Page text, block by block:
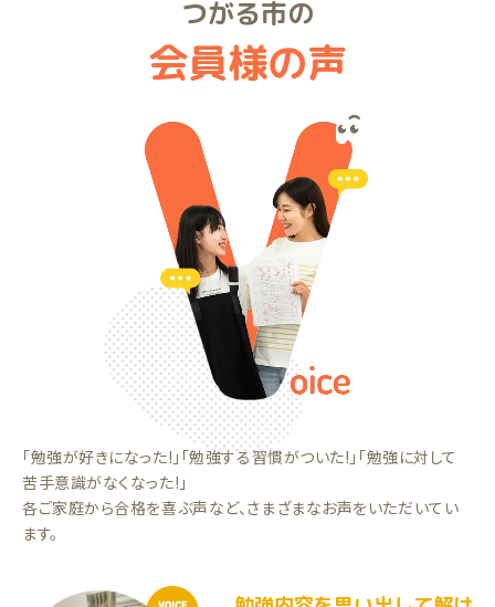
つがる市の
会員様の声
「勉強が好きになった!」「勉強する習慣がついた!」「勉強に対して
苦手意識がなくなった!」
各ご家庭から合格を喜ぶ声など、さまざまなお声をいただいてい
ます。